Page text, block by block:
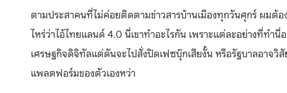
ตามประสาคนที่ไม่ค่อยติดตามข่าวสารบ้านเมืองทุกวันศุกร์ ผมต้อ
ไหร่ว่าไอ้ไทยแลนด์ 4.0 นี่เขาทำอะไรกัน เพราะแต่ละอย่างที่ท
เศรษฐกิจดิจิทัลแต่ดันจะไปสั่งปิดเฟซบุ๊กเสียงั้น หรือรัฐบาลอาจวิ
แพลตฟอร์มของตัวเองหว่า